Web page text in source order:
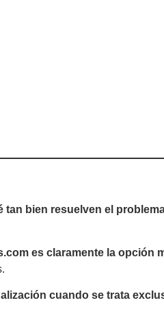
tan bien resuelven el
es claramente la opción
cuando se trata